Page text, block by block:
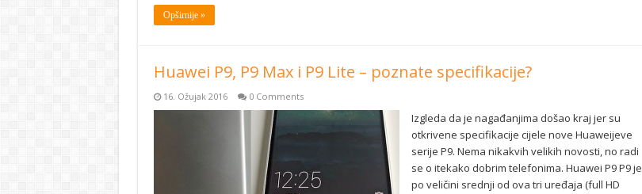
Opširnije »
Huawei P9, P9 Max i P9 Lite – poznate specifikacije?
16. Ožujak 2016 0 Comments
Izgleda da je nagađanjima došao kraj jer su
otkrivene specifikacije cijele nove Huaweijeve
serije P9. Nema nikakvih velikih novosti, no radi
se o itekako dobrim telefonima. Huawei P9 P9 je
po veličini srednji od ova tri uređaja (full HD